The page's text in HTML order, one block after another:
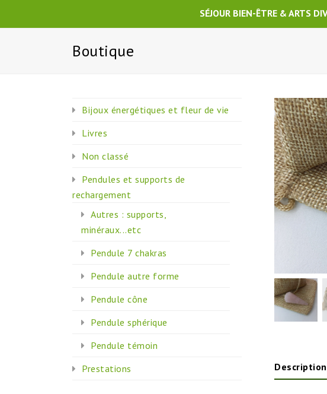
SÉJOUR BIEN-ÊTRE & ARTS
Boutique
Description
Bijoux énergétiques et fleur de vie
Livres
Non classé
Pendules et supports de
rechargement
Autres : supports,
minéraux...etc
Pendule 7 chakras
Pendule autre forme
Pendule cône
Pendule sphérique
Pendule témoin
Prestations